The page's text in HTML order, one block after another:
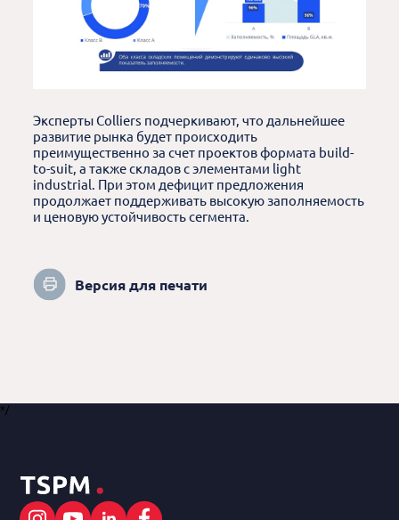
Эксперты Colliers подчеркивают, что дальнейшее
развитие рынка будет происходить
преимущественно за счет проектов формата build-
to-suit, а также складов с элементами light
industrial. При этом дефицит предложения
продолжает поддерживать высокую заполняемость
и ценовую устойчивость сегмента.
Версия для печати
*/